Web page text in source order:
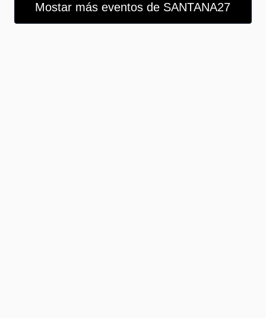
Mostar más eventos de SANTANA27